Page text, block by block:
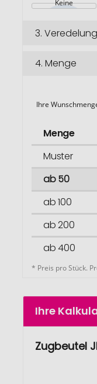
Keine
3. Veredelung
4. Menge
Ihre
Menge
Muster
ab 50
ab 100
ab 200
ab 400
* Preis pro Stück.
Ihre
Zugbeutel